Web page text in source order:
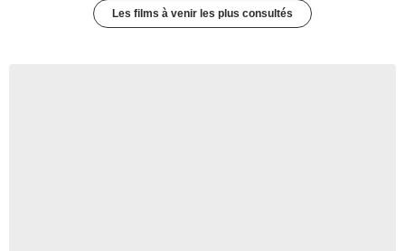
Les films à venir les plus consultés